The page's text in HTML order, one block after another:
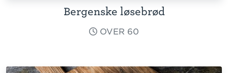
Bergenske løsebrød
OVER 60